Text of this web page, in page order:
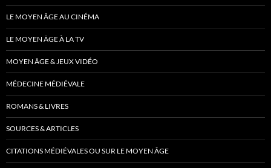
LE MOYEN ÂGE AU CINÉMA
LE MOYEN ÂGE À LA TV
MOYEN ÂGE & JEUX VIDÉO
MÉDECINE MÉDIÉVALE
ROMANS & LIVRES
SOURCES & ARTICLES
CITATIONS MÉDIÉVALES OU SUR LE MOYEN ÂGE